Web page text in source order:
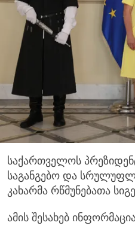
საქართველოს
საგანგებო და
კახარმა რწმუნებათა
ამის შესახებ